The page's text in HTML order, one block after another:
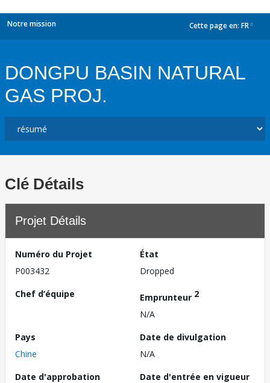
Notre mission Cette page en: FR
DONGPU BASIN NATURAL
GAS PROJ.
Clé Détails
Projet Détails
Numéro du Projet
P003432
État
Dropped
Chef d’équipe
Emprunteur 2
N/A
Pays
Chine
Date de divulgation
N/A
Date d'approbation
Date d'entrée en vigueur